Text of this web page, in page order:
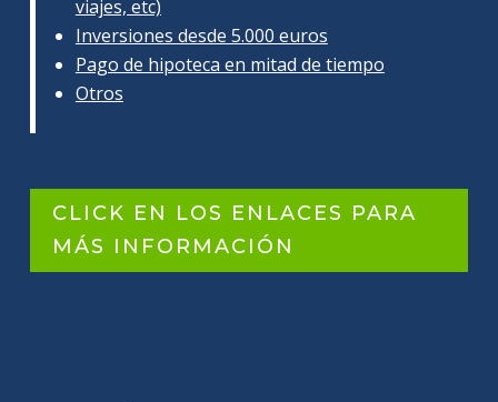
viajes, etc)
Inversiones desde 5.000 euros
Pago de hipoteca en mitad de tiempo
Otros
CLICK EN LOS ENLACES PARA
MÁS INFORMACIÓN